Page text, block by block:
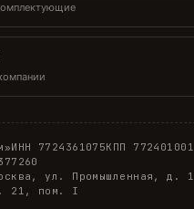
ИНН 7724361075КПП 772401001
ул. Промышленная, д.
21, пом. I